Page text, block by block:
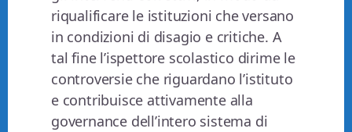
riqualificare le istituzioni che versano
in condizioni di disagio e critiche. A
tal fine l’ispettore scolastico dirime le
controversie che riguardano l’istituto
e contribuisce attivamente alla
governance dell’intero sistema di